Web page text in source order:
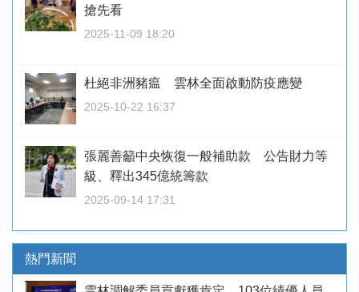
搶先看
2025-11-09 18:20
杜絕非洲豬瘟 雲林全面啟動防疫應變
2025-10-22 16:37
張麗善籲中央恢復一般補助款 公告財力等
級、釋出345億統籌款
2025-09-14 17:31
熱門新聞